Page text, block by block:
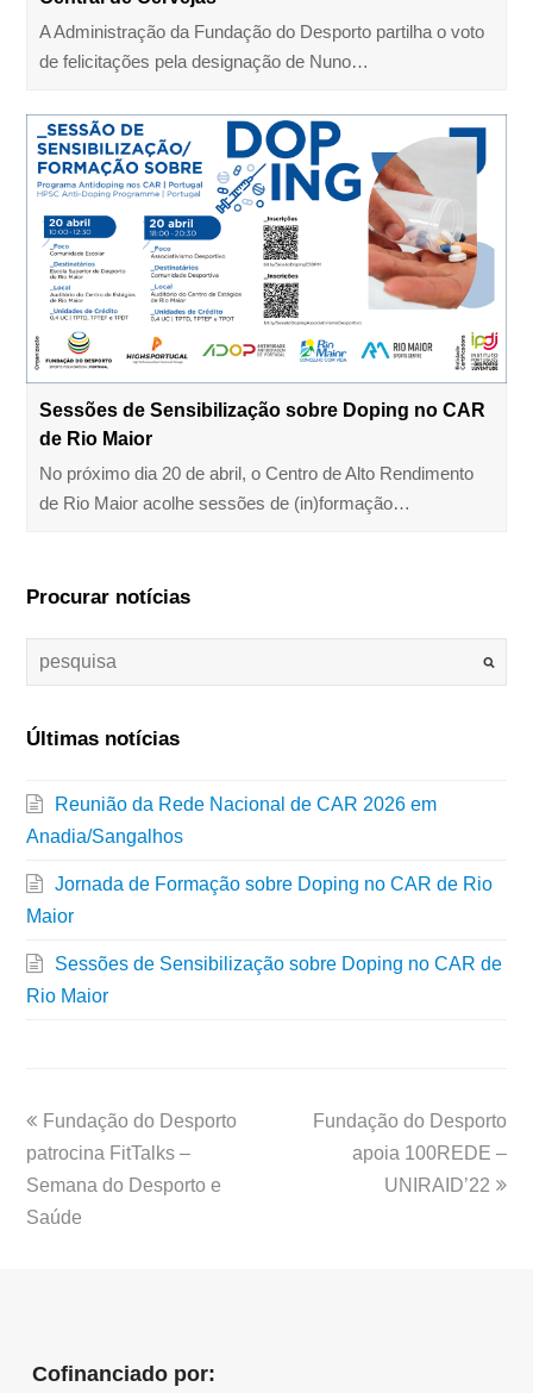
A Administração da Fundação do Desporto partilha o voto
de felicitações pela designação de Nuno…
Sessões de Sensibilização sobre Doping no CAR
de Rio Maior
No próximo dia 20 de abril, o Centro de Alto Rendimento
de Rio Maior acolhe sessões de (in)formação…
Procurar notícias
Últimas notícias
Reunião da Rede Nacional de CAR 2026 em
Anadia/Sangalhos
Jornada de Formação sobre Doping no CAR de Rio
Maior
Sessões de Sensibilização sobre Doping no CAR de
Rio Maior
Fundação do Desporto
apoia 100REDE –
UNIRAID’22
Fundação do Desporto
patrocina FitTalks –
Semana do Desporto e
Saúde
Cofinanciado por: